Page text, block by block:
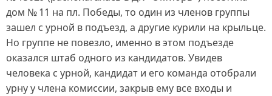
дом № 11 на пл. Победы, то один из членов группы
зашел с урной в подъезд, а другие курили на крыльце.
Но группе не повезло, именно в этом подъезде
оказался штаб одного из кандидатов. Увидев
человека с урной, кандидат и его команда отобрали
урну у члена комиссии, закрыв ему все входы и